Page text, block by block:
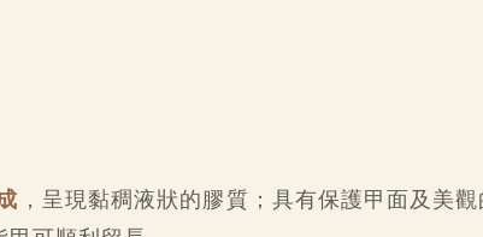
，呈現黏稠液狀的膠質；具有保護甲面及美